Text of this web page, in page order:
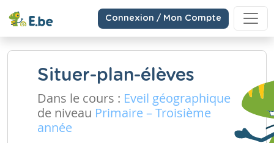
Connexion / Mon Compte
Situer-plan-élèves
Dans le cours : Eveil géographique
de niveau Primaire – Troisième
année